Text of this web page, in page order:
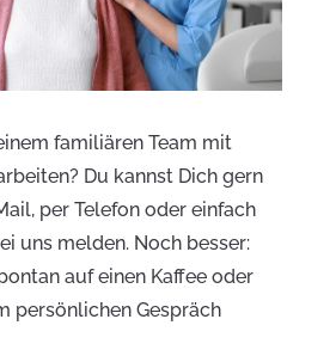
familiären Team mit
Du kannst Dich gern
per Telefon oder einfach
uns melden. Noch besser:
auf einen Kaffee oder
persönlichen Gespräch